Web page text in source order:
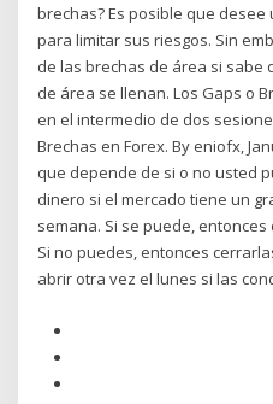
brechas? Es posible que
para limitar sus riesgos. Sin
de las brechas de área si sabe
de área se llenan. Los Gaps o
en el intermedio de dos
Brechas en Forex. By eniofx,
que depende de si o no usted
dinero si el mercado tiene un
semana. Si se puede,
Si no puedes, entonces
abrir otra vez el lunes si las